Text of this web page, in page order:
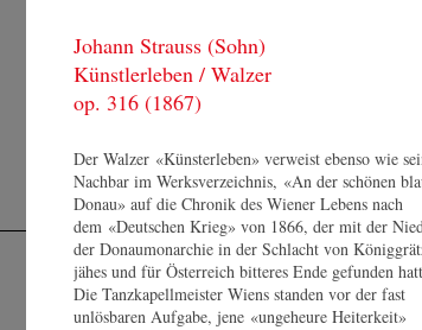
Johann Strauss (Sohn)
Künstlerleben / Walzer
op. 316 (1867)
Der Walzer «Künsterleben» verweist ebenso wie
Nachbar im Werksverzeichnis, «An der schönen
Donau» auf die Chronik des Wiener Lebens nach
dem «Deutschen Krieg» von 1866, der mit der
der Donaumonarchie in der Schlacht von
jähes und für Österreich bitteres Ende gefunden
Die Tanzkapellmeister Wiens standen vor der fast
unlösbaren Aufgabe, jene «ungeheure Heiterkeit»
KONZERTE
ORCHESTER
MEDIEN